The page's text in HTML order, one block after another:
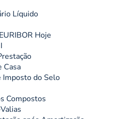
Líquido
Hoje
Casa
Imposto do Selo
Compostos